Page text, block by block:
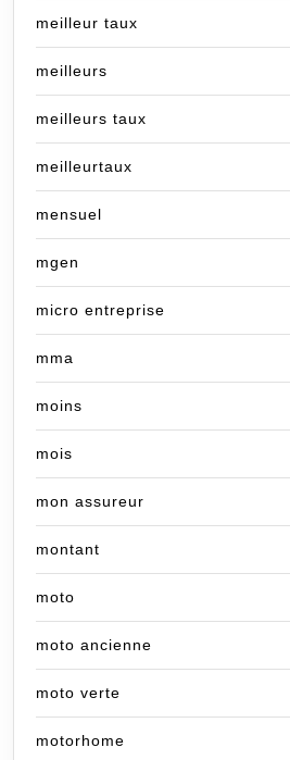
meilleur taux
meilleurs
meilleurs taux
meilleurtaux
mensuel
mgen
micro entreprise
mma
moins
mois
mon assureur
montant
moto
moto ancienne
moto verte
motorhome